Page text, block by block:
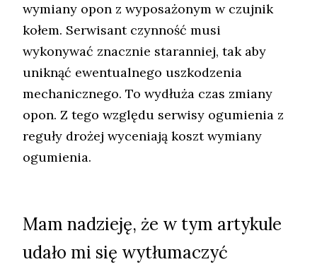
wymiany opon z wyposażonym w czujnik
kołem. Serwisant czynność musi
wykonywać znacznie staranniej, tak aby
uniknąć ewentualnego uszkodzenia
mechanicznego. To wydłuża czas zmiany
opon. Z tego względu serwisy ogumienia z
reguły drożej wyceniają koszt wymiany
ogumienia.
Mam nadzieję, że w tym artykule
udało mi się wytłumaczyć